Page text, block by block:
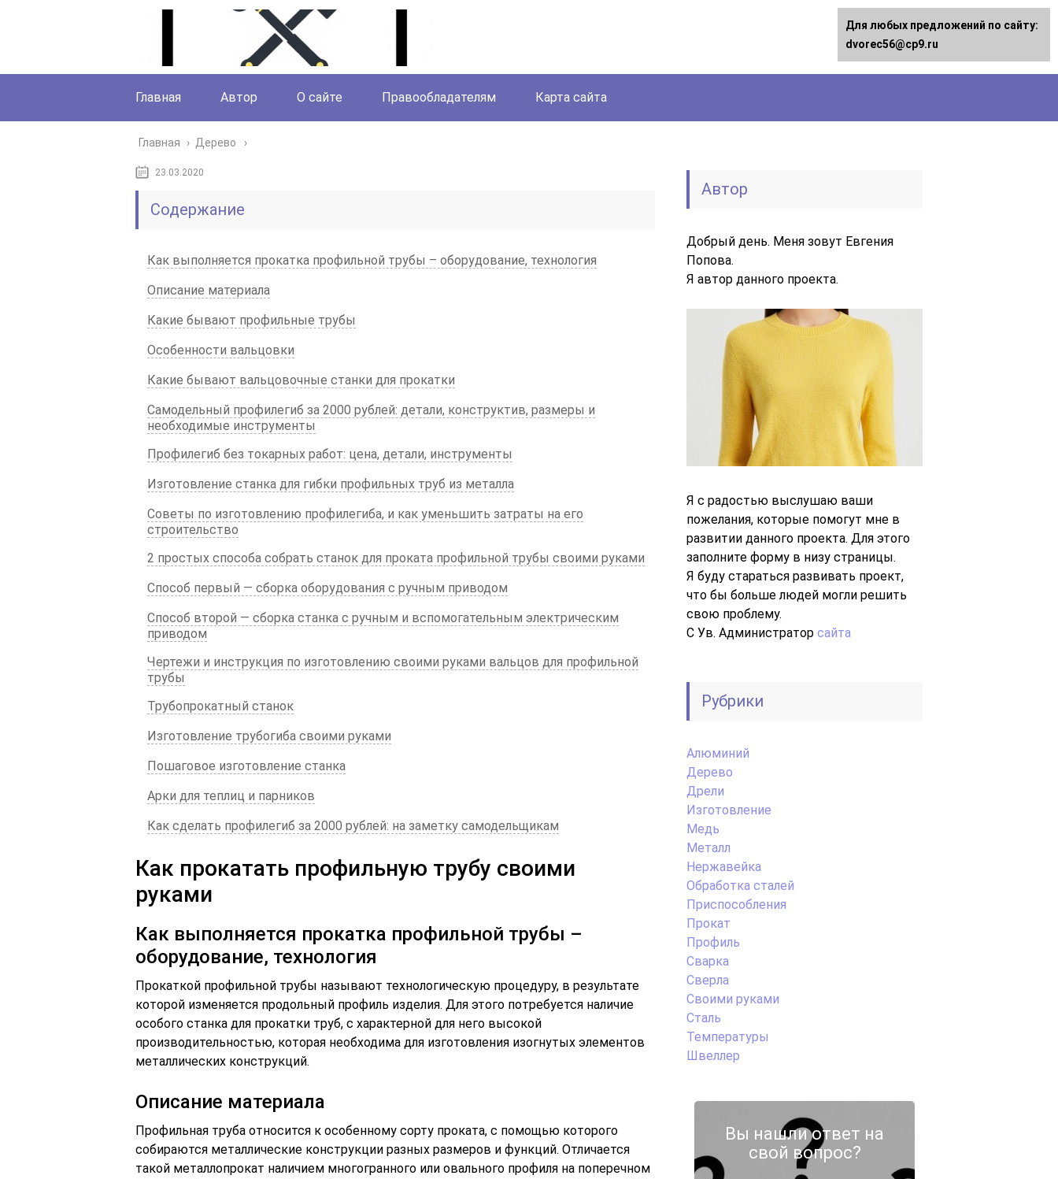
Главная Автор О сайте Правообладателям Карта сайта
Главная › Дерево
23.03.2020
Содержание
Как выполняется прокатка профильной трубы – оборудование, технология
Описание материала
Какие бывают профильные трубы
Особенности вальцовки
Какие бывают вальцовочные станки для прокатки
Самодельный профилегиб за 2000 рублей: детали, конструктив, размеры и
необходимые инструменты
Профилегиб без токарных работ: цена, детали, инструменты
Изготовление станка для гибки профильных труб из металла
Советы по изготовлению профилегиба, и как уменьшить затраты на его
строительство
2 простых способа собрать станок для проката профильной трубы своими руками
Способ первый — сборка оборудования с ручным приводом
Способ второй — сборка станка с ручным и вспомогательным электрическим
приводом
Чертежи и инструкция по изготовлению своими руками вальцов для профильной
трубы
Трубопрокатный станок
Изготовление трубогиба своими руками
Пошаговое изготовление станка
Арки для теплиц и парников
Как сделать профилегиб за 2000 рублей: на заметку самодельщикам
Как прокатать профильную трубу своими
руками
Как выполняется прокатка профильной трубы –
оборудование, технология
Прокаткой профильной трубы называют технологическую процедуру, в результате
которой изменяется продольный профиль изделия. Для этого потребуется наличие
особого станка для прокатки труб, с характерной для него высокой
производительностью, которая необходима для изготовления изогнутых элементов
металлических конструкций.
Описание материала
Профильная труба относится к особенному сорту проката, с помощью которого
собираются металлические конструкции разных размеров и функций. Отличается
такой металлопрокат наличием многогранного или овального профиля на поперечном
Автор
Добрый день. Меня зовут Евгения
Попова.
Я автор данного проекта.
Я с радостью выслушаю ваши
пожелания, которые помогут мне в
развитии данного проекта. Для этого
заполните форму в низу страницы.
Я буду стараться развивать проект,
что бы больше людей могли решить
свою проблему.
С Ув. Администратор сайта
Рубрики
Алюминий
Дерево
Дрели
Изготовление
Медь
Металл
Нержавейка
Обработка сталей
Приспособления
Прокат
Профиль
Сварка
Сверла
Своими руками
Сталь
Температуры
Швеллер
Вы нашли ответ на
свой вопрос?
Для любых предложений по сайту:
dvorec56@cp9.ru